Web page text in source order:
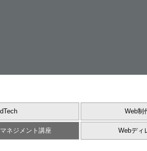
Web制
ネジメント講座 Webディ